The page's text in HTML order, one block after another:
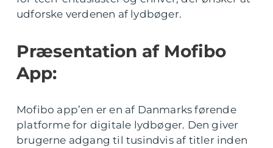
udforske verdenen af lydbøger.
Præsentation af Mofibo
App:
Mofibo app’en er en af Danmarks førende
platforme for digitale lydbøger. Den giver
brugerne adgang til tusindvis af titler inden